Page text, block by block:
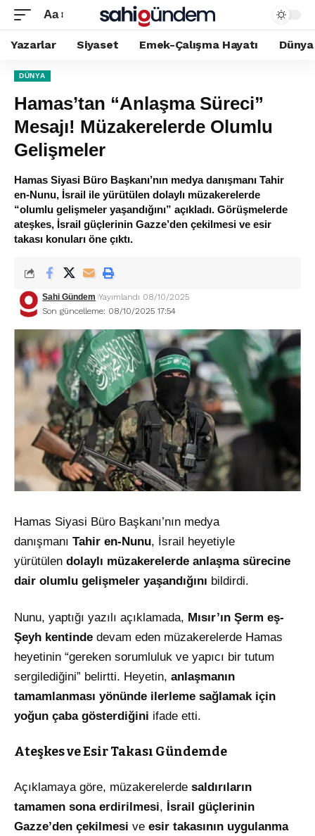
Aa
Yazarlar Siyaset Emek-Çalışma Hayatı Dünya
DÜNYA
Hamas’tan “Anlaşma Süreci”
Mesajı! Müzakerelerde Olumlu
Gelişmeler
Hamas Siyasi Büro Başkanı’nın medya danışmanı Tahir
en-Nunu, İsrail ile yürütülen dolaylı müzakerelerde
“olumlu gelişmeler yaşandığını” açıkladı. Görüşmelerde
ateşkes, İsrail güçlerinin Gazze’den çekilmesi ve esir
takası konuları öne çıktı.
Son güncelleme: 08/10/2025 17:54
Sahi Gündem Yayımlandı 08/10/2025
Hamas Siyasi Büro Başkanı’nın medya
danışmanı Tahir en-Nunu, İsrail heyetiyle
yürütülen dolaylı müzakerelerde anlaşma sürecine
dair olumlu gelişmeler yaşandığını bildirdi.
Nunu, yaptığı yazılı açıklamada, Mısır’ın Şerm eş-
Şeyh kentinde devam eden müzakerelerde Hamas
heyetinin “gereken sorumluluk ve yapıcı bir tutum
sergilediğini” belirtti. Heyetin, anlaşmanın
tamamlanması yönünde ilerleme sağlamak için
yoğun çaba gösterdiğini ifade etti.
Ateşkes ve Esir Takası Gündemde
Açıklamaya göre, müzakerelerde saldırıların
tamamen sona erdirilmesi, İsrail güçlerinin
Gazze’den çekilmesi ve esir takasının uygulanma